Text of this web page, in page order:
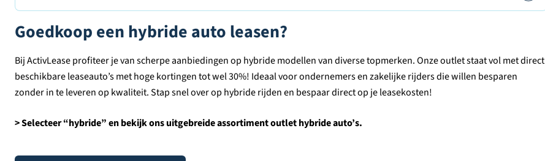
Goedkoop een hybride auto leasen?
Bij ActivLease profiteer je van scherpe aanbiedingen op hybride modellen van diverse topmerken. Onze outlet staat vol met direct
beschikbare leaseauto’s met hoge kortingen tot wel 30%! Ideaal voor ondernemers en zakelijke rijders die willen besparen
zonder in te leveren op kwaliteit. Stap snel over op hybride rijden en bespaar direct op je leasekosten!
> Selecteer “hybride” en bekijk ons uitgebreide assortiment outlet hybride auto’s.